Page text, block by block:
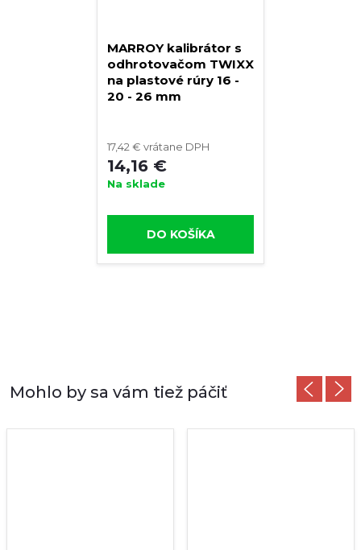
MARROY kalibrátor s
odhrotovačom TWIXX
na plastové rúry 16 -
20 - 26 mm
17,42 € vrátane DPH
14,16 €
Na sklade
DO KOŠÍKA